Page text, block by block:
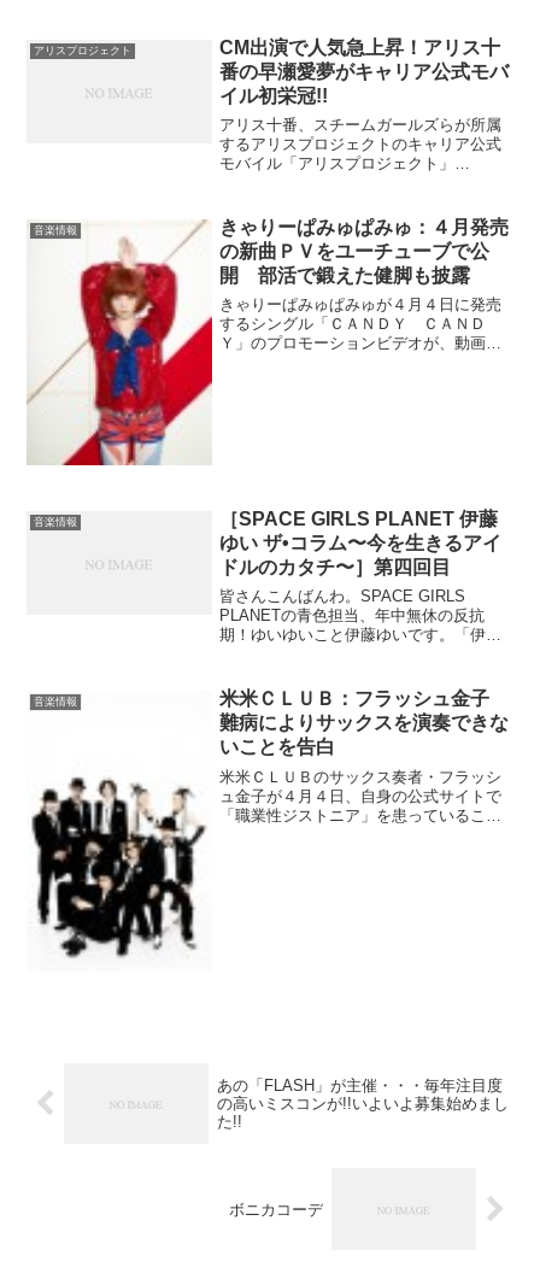
ボンポート』。早朝集合な...
アリスプロジェクト
CM出演で人気急上昇！アリス十
番の早瀬愛夢がキャリア公式モバ
イル初栄冠!!
アリス十番、スチームガールズらが所属
するアリスプロジェクトのキャリア公式
モバイル「アリスプロジェクト」
第1位に輝いたのは、全力坂や、関西圏で
大量に...
音楽情報
きゃりーぱみゅぱみゅ：４月発売
の新曲ＰＶをユーチューブで公
開 部活で鍛えた健脚も披露
きゃりーぱみゅぱみゅが４月４日に発売
するシングル「ＣＡＮＤＹ ＣＡＮＤ
Ｙ」のプロモーションビデオが、動画サ
音楽情報
［SPACE GIRLS PLANET 伊藤
ゆい ザ•コラム〜今を生きるアイ
ドルのカタチ〜］第四回目
皆さんこんばんわ。SPACE GIRLS
PLANETの青色担当、年中無休の反抗
期！ゆいゆいこと伊藤ゆいです。「伊藤
週木曜日更新で、書かせていただいてお
り...
音楽情報
米米ＣＬＵＢ：フラッシュ金子
難病によりサックスを演奏できな
いことを告白
米米ＣＬＵＢのサックス奏者・フラッシ
ュ金子が４月４日、自身の公式サイトで
「職業性ジストニア」を患っていること
あの「FLASH」が主催・・・毎年注目度
の高いミスコンが!!いよいよ募集始めまし
た!!
ボニカコーデ